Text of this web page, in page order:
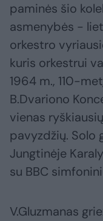
paminės šio
asmenybės -
orkestro
kuris orkestrui
1964 m., 110-
B.Dvariono
vienas
pavyzdžių. Solo
Jungtinėje
su BBC
V.Gluzmanas